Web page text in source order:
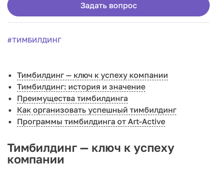
Задать вопрос
#ТИМБИЛДИНГ
Тимбилдинг — ключ к успеху компании
Тимбилдинг: история и значение
Преимущества тимбилдинга
Как организовать успешный тимбилдинг
Программы тимбилдинга от Art-Active
Тимбилдинг — ключ к успеху
компании